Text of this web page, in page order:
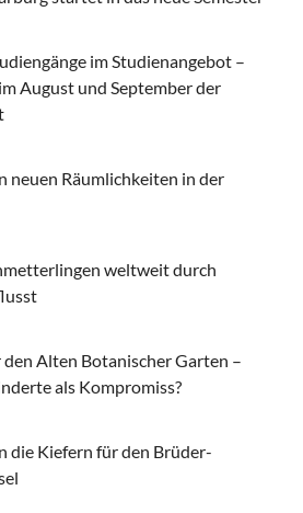
im Studienangebot –
August und September der
neuen Räumlichkeiten in der
weltweit durch
Alten Botanischer Garten –
als Kompromiss?
die Kiefern für den Brüder-